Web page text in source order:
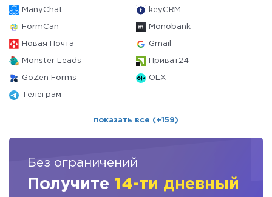
ManyChat keyCRM
FormCan Monobank
Новая Почта Gmail
Monster Leads Приват24
GoZen Forms OLX
Телеграм
показать все (+159)
Без ограничений
Получите 14-ти дневный